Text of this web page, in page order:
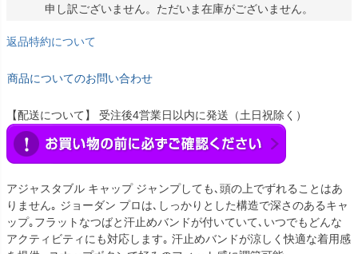
申し訳ございません。ただいま在庫がございません。
返品特約について
商品についてのお問い合わせ
【配送について】 受注後4営業日以内に発送（土日祝除く）
アジャスタブル キャップ ジャンプしても､頭の上でずれることはあ
りません｡ ジョーダン プロは､しっかりとした構造で深さのあるキャ
ップ｡フラットなつばと汗止めバンドが付いていて､いつでもどんな
アクティビティにも対応します｡ 汗止めバンドが涼しく快適な着用感